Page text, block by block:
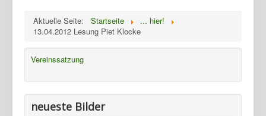
Ziegenhain
NTH
Aktuelle Seite: Startseite
... hier!
13.04.2012 Lesung Piet Klocke
Vereinssatzung
neueste Bilder